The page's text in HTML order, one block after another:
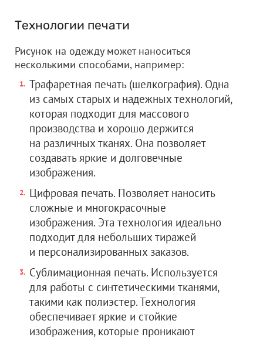
Технологии печати
Рисунок на одежду может наноситься
несколькими способами, например:
Трафаретная печать (шелкография). Одна
из самых старых и надежных технологий,
которая подходит для массового
производства и хорошо держится
на различных тканях. Она позволяет
создавать яркие и долговечные
изображения.
Цифровая печать. Позволяет наносить
сложные и многокрасочные
изображения. Эта технология идеально
подходит для небольших тиражей
и персонализированных заказов.
Сублимационная печать. Используется
для работы с синтетическими тканями,
такими как полиэстер. Технология
обеспечивает яркие и стойкие
изображения, которые проникают